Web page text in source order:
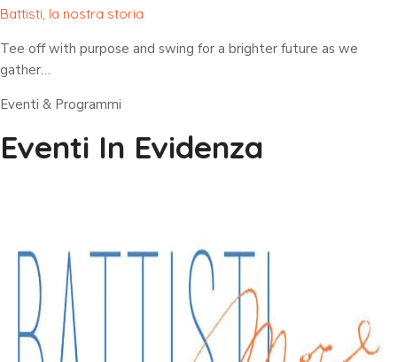
Battisti, la nostra storia
Tee off with purpose and swing for a brighter future as we
gather…
Eventi & Programmi
Eventi In Evidenza